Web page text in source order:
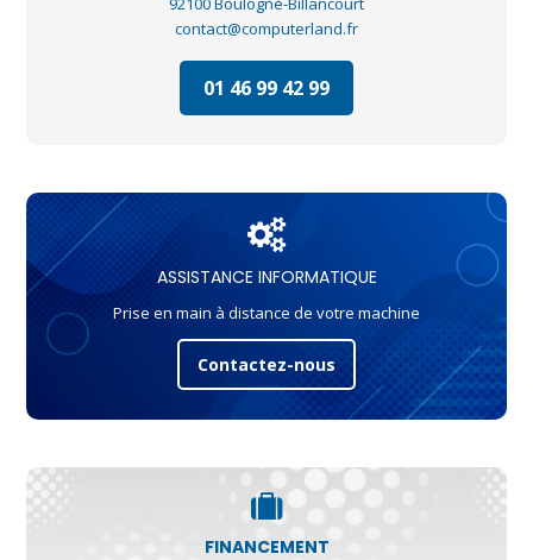
contact@computerland.fr
01 46 99 42 99
ASSISTANCE INFORMATIQUE
Prise en main à distance de votre machine
Contactez-nous
FINANCEMENT